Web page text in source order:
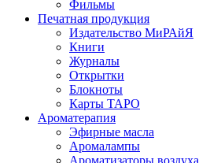
Фильмы
Печатная продукция
Издательство МиРАйЯ
Книги
Журналы
Открытки
Блокноты
Карты ТАРО
Ароматерапия
Эфирные масла
Аромалампы